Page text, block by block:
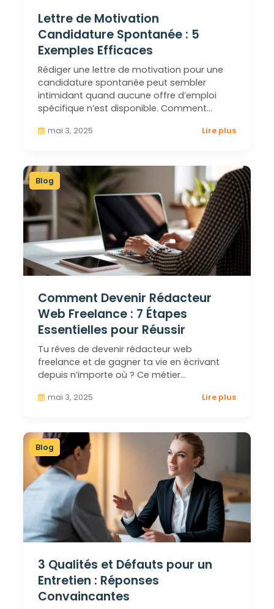
Lettre de Motivation
Candidature Spontanée : 5
Exemples Efficaces
Rédiger une lettre de motivation pour une
candidature spontanée peut sembler
intimidant quand aucune offre d’emploi
spécifique n’est disponible. Comment…
mai 3, 2025 Lire plus
Blog
Comment Devenir Rédacteur
Web Freelance : 7 Étapes
Essentielles pour Réussir
Tu rêves de devenir rédacteur web
freelance et de gagner ta vie en écrivant
depuis n’importe où ? Ce métier…
mai 3, 2025 Lire plus
Blog
3 Qualités et Défauts pour un
Entretien : Réponses
Convaincantes